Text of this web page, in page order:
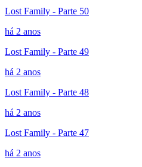
Lost Family - Parte 50
há 2 anos
Lost Family - Parte 49
há 2 anos
Lost Family - Parte 48
há 2 anos
Lost Family - Parte 47
há 2 anos